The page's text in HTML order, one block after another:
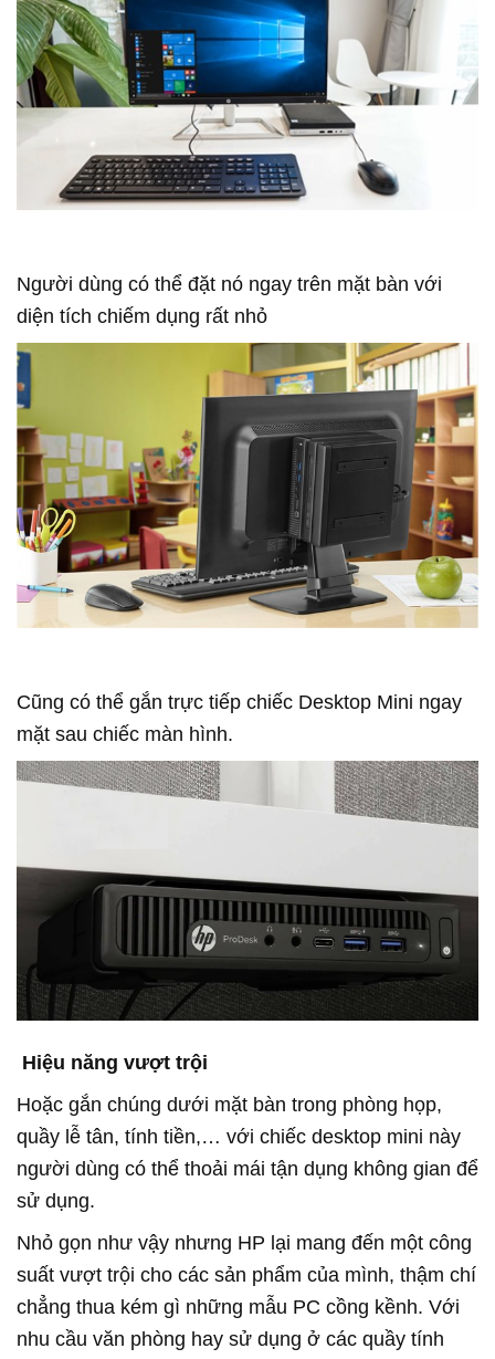
Người dùng có thể đặt nó ngay trên mặt bàn với
diện tích chiếm dụng rất nhỏ
Cũng có thể gắn trực tiếp chiếc Desktop Mini ngay
mặt sau chiếc màn hình.
Hiệu năng vượt trội
Hoặc gắn chúng dưới mặt bàn trong phòng họp,
quầy lễ tân, tính tiền,… với chiếc desktop mini này
người dùng có thể thoải mái tận dụng không gian để
sử dụng.
Nhỏ gọn như vậy nhưng HP lại mang đến một công
suất vượt trội cho các sản phẩm của mình, thậm chí
chẳng thua kém gì những mẫu PC cồng kềnh. Với
nhu cầu văn phòng hay sử dụng ở các quầy tính